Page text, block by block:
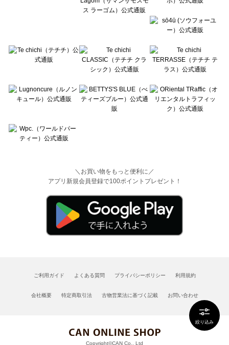
絞り込み
＼お買い物をもっと便利に／
アプリ新規会員登録で100ポイントプレゼント！
ご利用ガイド よくある質問 プライバシーポリシー 利用規約
会社概要 特定商取引法 古物営業法に基づく記載 お問い合わせ
Copyright©CAN Co., Ltd